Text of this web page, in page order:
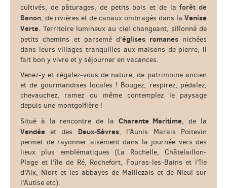
cultivés, de pâturages, de petits bois et de laforêt de
Benon, de rivières et de canaux ombragés dans la Venise
Verte. Territoire lumineux au ciel changeant, sillonné de
petits chemins et parsemé d'églises romanesnichées
dans leurs villages tranquilles aux maisons de pierre, il
fait bon y vivre et y séjourner en vacances.
Venez-y et régalez-vous de nature, de patrimoine ancien
et de gourmandises locales ! Bougez, respirez, pédalez,
chevauchez, ramez ou même contemplez le paysage
depuis une montgolfière !
Situé à la rencontre de la Charente Maritime, de la
Vendée et des Deux-Sèvres, l'Aunis Marais Poitevin
permet de rayonner aisément dans la journée vers des
lieux plus emblématiques (La Rochelle, Châtelaillon-
Plage et l'île de Ré, Rochefort, Fouras-les-Bains et l'île
d'Aix, Niort et les abbayes de Maillezais et de Nieul sur
l'Autise etc).